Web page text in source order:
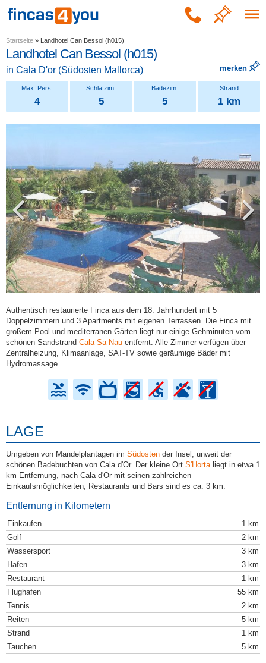
Startseite » Landhotel Can Bessol (h015)
Landhotel Can Bessol (h015)
in Cala D'or (Südosten Mallorca) merken
4 5 5 1 km
Authentisch restaurierte Finca aus dem 18. Jahrhundert mit 5
Doppelzimmern und 3 Apartments mit eigenen Terrassen. Die Finca mit
großem Pool und mediterranen Gärten liegt nur einige Gehminuten vom
schönen Sandstrand Cala Sa Nau entfernt. Alle Zimmer verfügen über
Zentralheizung, Klimaanlage, SAT-TV sowie geräumige Bäder mit
Hydromassage.
LAGE
Umgeben von Mandelplantagen im Südosten der Insel, unweit der
schönen Badebuchten von Cala d'Or. Der kleine Ort S'Hortaliegt in etwa 1
km Entfernung, nach Cala d'Or mit seinen zahlreichen
Einkaufsmöglichkeiten, Restaurants und Bars sind es ca. 3 km.
Entfernung in Kilometern
Einkaufen
1 km
Golf
2 km
Wassersport
3 km
Hafen
3 km
Restaurant
1 km
Flughafen
55 km
Tennis
2 km
Reiten
5 km
Strand
1 km
Tauchen
5 km